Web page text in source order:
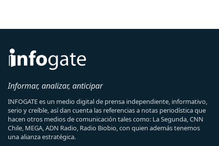
Informar, analizar, anticipar
INFOGATE es un medio digital de prensa independiente, informativo,
serio y creíble, así dan cuenta las referencias a notas periodística que
hacen otros medios de comunicación tales como: La Segunda, CNN
Chile, MEGA, ADN Radio, Radio Biobio, con quien además tenemos
una alianza estratégica.